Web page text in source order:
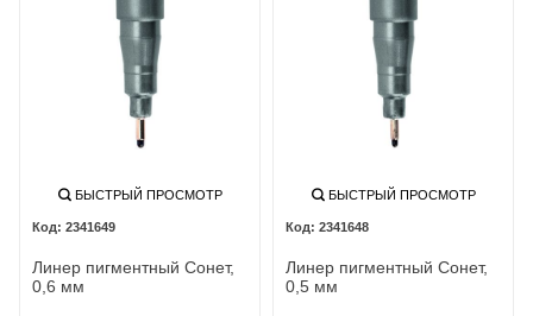
БЫСТРЫЙ ПРОСМОТР
2341649
Линер пигментный Сонет,
0,6 мм
БЫСТРЫЙ ПРОСМОТР
2341648
Линер пигментный Сонет,
0,5 мм